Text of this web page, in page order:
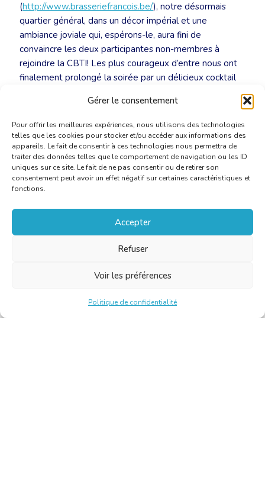
Gérer le consentement
Pour offrir les meilleures expériences, nous utilisons des technologies
telles que les cookies pour stocker et/ou accéder aux informations des
appareils. Le fait de consentir à ces technologies nous permettra de
traiter des données telles que le comportement de navigation ou les ID
uniques sur ce site. Le fait de ne pas consentir ou de retirer son
consentement peut avoir un effet négatif sur certaines caractéristiques et
fonctions.
Accepter
Refuser
Voir les préférences
Politique de confidentialité
(http://www.brasseriefrancois.be/), notre désormais
quartier général, dans un décor impérial et une
ambiance joviale qui, espérons-le, aura fini de
convaincre les deux participantes non-membres à
rejoindre la CBTI! Les plus courageux d’entre nous ont
finalement prolongé la soirée par un délicieux cocktail